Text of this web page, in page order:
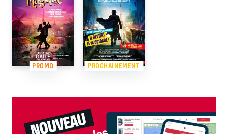
PROMO PROCHAINEMENT